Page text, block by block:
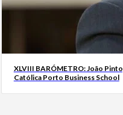
XLVIII BARÓMETRO: João Pinto,
Católica Porto Business School